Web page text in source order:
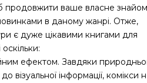
продовжити ваше власне
в даному жанрі. Отже,
є дуже цікавими книгами для
ефектом. Завдяки
візуальної інформації, комікси